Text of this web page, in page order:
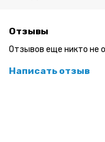
Отзывы
Отзывов еще никто не
Написать отзыв